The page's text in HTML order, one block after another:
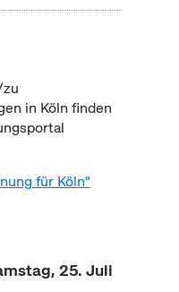
in Köln finden
für Köln"
25. Juli